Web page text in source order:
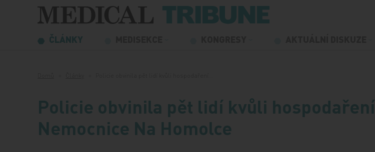
Přeskočit na obsah
ČLÁNKY
Policie obvinila pět lidí kvůli hospodaření
Nemocnice Na Homolce